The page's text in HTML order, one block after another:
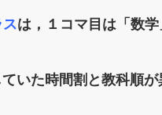
は，１コマ目は「数
いた時間割と教科順が